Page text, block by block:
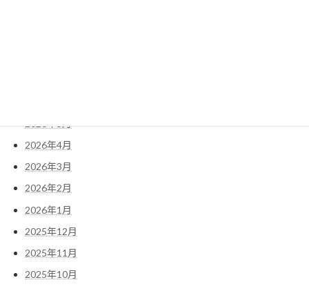
2026年5月
2026年4月
2026年3月
2026年2月
2026年1月
2025年12月
2025年11月
2025年10月